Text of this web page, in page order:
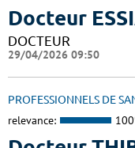
Docteur
DOCTEUR
29/04/2026 09:50
PROFESSIONNELS DE
relevance: